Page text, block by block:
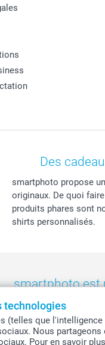
technologies
que
Nous
Pour en savoir
Des
smartphoto propose
originaux. De quoi
produits phares sont
shirts personnalisés.
smartphoto est
- Nederland